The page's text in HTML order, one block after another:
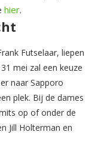
hier.
Futselaar, liepen
mei zal een keuze
naar Sapporo
plek. Bij de dames
op of onder de
Jill Holterman en